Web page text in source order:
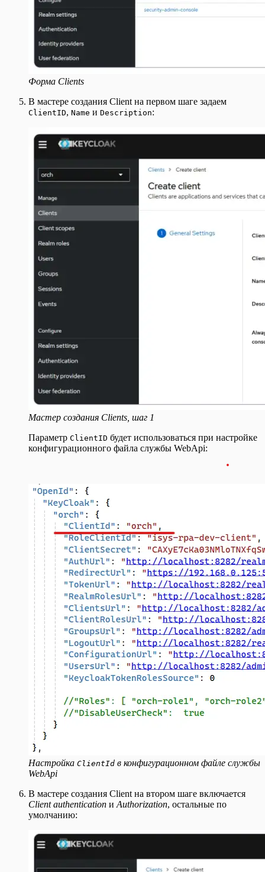
Форма Clients
В мастере создания Client на первом шаге задаем
ClientID, Name и Description:
Мастер создания Clients, шаг 1
Параметр ClientID будет использоваться при настройке
конфигурационного файла службы WebApi:
Настройка ClientId в конфигурационном файле службы
WebApi
В мастере создания Client на втором шаге включается
Client authentication и Authorization, остальные по
умолчанию: